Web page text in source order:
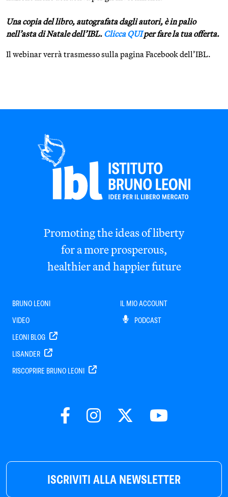
Una copia del libro, autografata dagli autori, è in palio
nell’asta di Natale dell’IBL. Clicca QUIper fare la tua offerta.
Il webinar verrà trasmesso sulla pagina Facebook dell’IBL.
ISCRIVITI ALLA NEWSLETTER
Promoting the ideas of liberty
for a more prosperous,
healthier and happier future
BRUNO LEONI
VIDEO
LEONI BLOG
LISANDER
RISCOPRIRE BRUNO LEONI
IL MIO ACCOUNT
PODCAST